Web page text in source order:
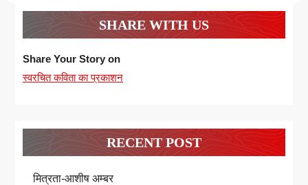
SHARE WITH US
Share Your Story on
स्वरचित कविता का प्रकाशन
RECENT POST
मित्रता-आशीष अम्बर